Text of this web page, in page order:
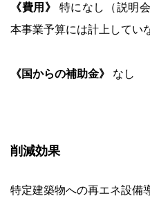
《費用》
特になし（説明
本事業予算には計上してい
《国からの補助金》 なし
削減効果
特定建築物への再エネ設備